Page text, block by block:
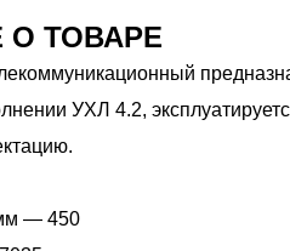
О ТОВАРЕ
УХЛ 4.2,
— 450